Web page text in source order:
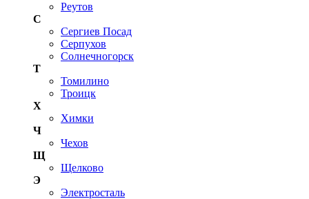
Реутов
С
Сергиев Посад
Серпухов
Солнечногорск
Т
Томилино
Троицк
Х
Химки
Ч
Чехов
Щ
Щелково
Э
Электросталь